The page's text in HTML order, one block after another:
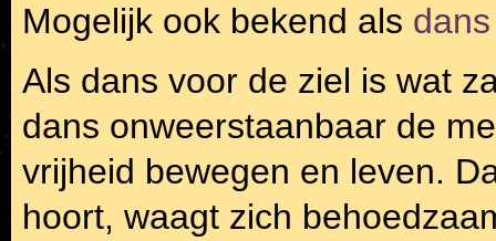
Mogelijk ook bekend als dans
Als dans voor de ziel is wat
dans onweerstaanbaar de
vrijheid bewegen en leven.
hoort, waagt zich